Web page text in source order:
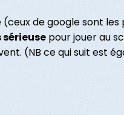
de google sont les
sérieuse pour jouer au
(NB ce qui suit est